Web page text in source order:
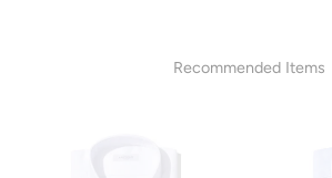
Recommended Items